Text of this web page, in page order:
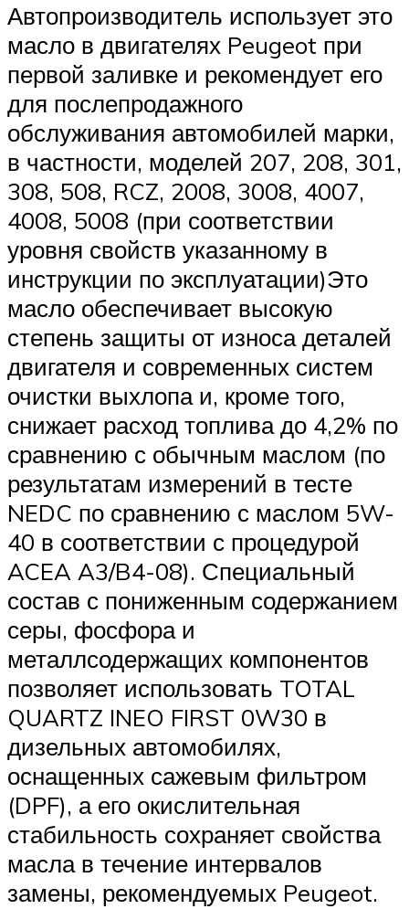
Автопроизводитель использует это
масло в двигателях Peugeot при
первой заливке и рекомендует его
для послепродажного
обслуживания автомобилей марки,
в частности, моделей 207, 208, 301,
308, 508, RCZ, 2008, 3008, 4007,
4008, 5008 (при соответствии
уровня свойств указанному в
инструкции по эксплуатации)Это
масло обеспечивает высокую
степень защиты от износа деталей
двигателя и современных систем
очистки выхлопа и, кроме того,
снижает расход топлива до 4,2% по
сравнению с обычным маслом (по
результатам измерений в тесте
NEDC по сравнению с маслом 5W-
40 в соответствии с процедурой
ACEA A3/B4-08). Специальный
состав с пониженным содержанием
серы, фосфора и
металлсодержащих компонентов
позволяет использовать TOTAL
QUARTZ INEO FIRST 0W30 в
дизельных автомобилях,
оснащенных сажевым фильтром
(DPF), а его окислительная
стабильность сохраняет свойства
масла в течение интервалов
замены, рекомендуемых Peugeot.